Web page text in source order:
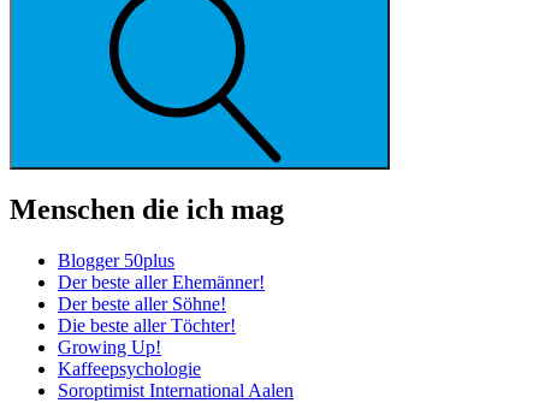
Menschen die ich mag
Blogger 50plus
Der beste aller Ehemänner!
Der beste aller Söhne!
Die beste aller Töchter!
Growing Up!
Kaffeepsychologie
Soroptimist International Aalen